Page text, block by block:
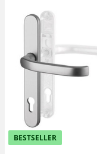
BESTSELLER